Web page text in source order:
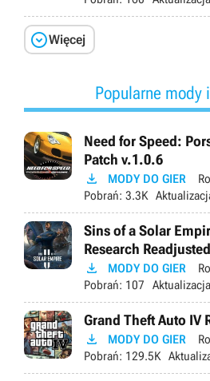
Więcej
Popularne mody
Need for Speed:
Patch v.1.0.6
 MODY DO GIER
Pobrań: 3.3K
Sins of a Solar
Research
 MODY DO GIER
Pobrań: 107 Aktualizacja
Grand Theft Auto IV
 MODY DO GIER
Pobrań: 129.5K